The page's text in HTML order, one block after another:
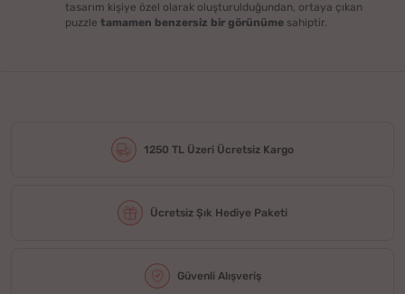
tasarım kişiye özel olarak oluşturulduğundan, ortaya çıkan
puzzle tamamen benzersiz bir görünüme sahiptir.
1250 TL Üzeri Ücretsiz Kargo
Ücretsiz Şık Hediye Paketi
Güvenli Alışveriş